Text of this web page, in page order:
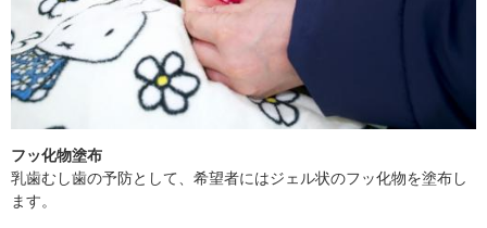
フッ化物塗布
乳歯むし歯の予防として、希望者にはジェル状のフッ化物を塗布し
ます。